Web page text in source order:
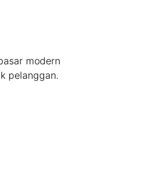
modern
pelanggan.